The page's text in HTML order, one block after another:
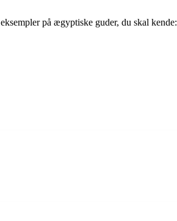
på ægyptiske guder, du skal kende: